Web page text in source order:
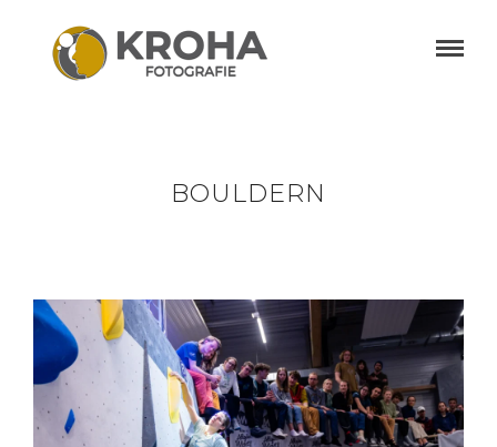
BOULDERN